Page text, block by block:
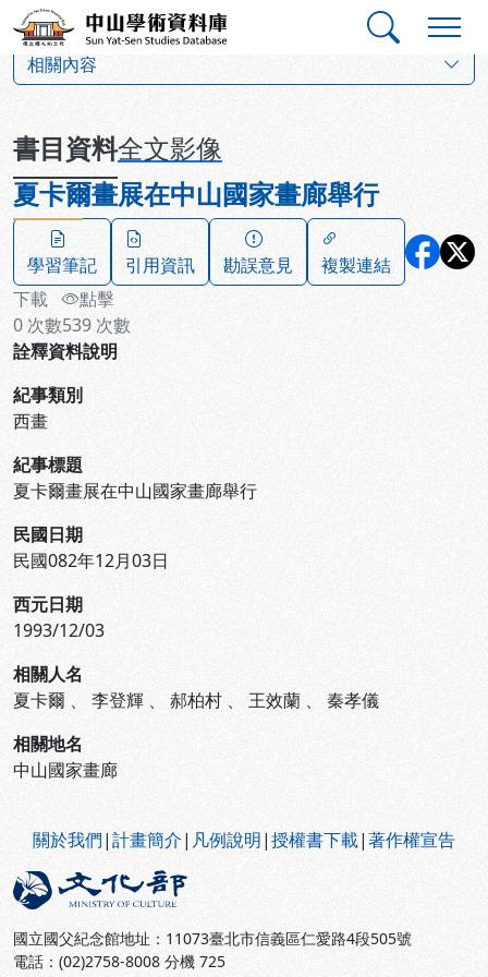
跳到主要內容
中山學術資料庫
相關內容
書目資料全文影像
夏卡爾畫展在中山國家畫廊舉行
學習筆記 引用資訊 勘誤意見
複製連結
下載
0 次數
點擊
539 次數
詮釋資料說明
紀事類別
西畫
紀事標題
夏卡爾畫展在中山國家畫廊舉行
民國日期
民國082年12月03日
西元日期
1993/12/03
相關人名
夏卡爾 、 李登輝 、 郝柏村 、 王效蘭 、 秦孝儀
相關地名
中山國家畫廊
關於我們|計畫簡介| 凡例說明|授權書下載|著作權宣告
國立國父紀念館地址：11073臺北市信義區仁愛路4段505號
電話：(02)2758-8008 分機 725